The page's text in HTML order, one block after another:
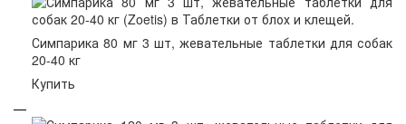
Симпарика 80 мг 3 шт, жевательные таблетки для собак
20-40 кг
Купить